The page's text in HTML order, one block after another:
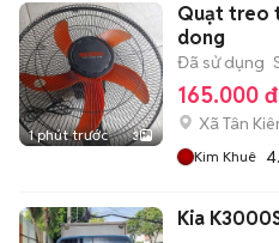
1 phút trước 3
Quạt treo
dong
Đã sử dụng
165.000 đ
Xã Tân
Kim Khuê
Kia